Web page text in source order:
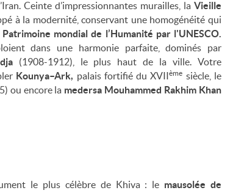
Ceinte d’impressionnantes murailles, la Vieille
à la modernité, conservant une homogénéité qui
Patrimoine mondial de l’Humanité par l'UNESCO.
dans une harmonie parfaite, dominés par
(1908-1912), le plus haut de la ville. Votre
Kounya–Ark, palais fortifié du XVIIème siècle, le
ou encore la medersa Mouhammed Rakhim Khan
le plus célèbre de Khiva : le mausolée de